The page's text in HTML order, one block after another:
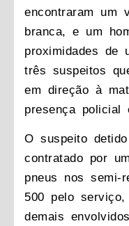
encontraram um
branca, e um
proximidades de
três suspeitos
em direção à
presença policial
O suspeito
contratado por
pneus nos semi-
500 pelo
demais